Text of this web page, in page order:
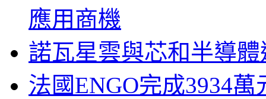
應用商機
諾瓦星雲與芯和半導
法國ENGO完成3934